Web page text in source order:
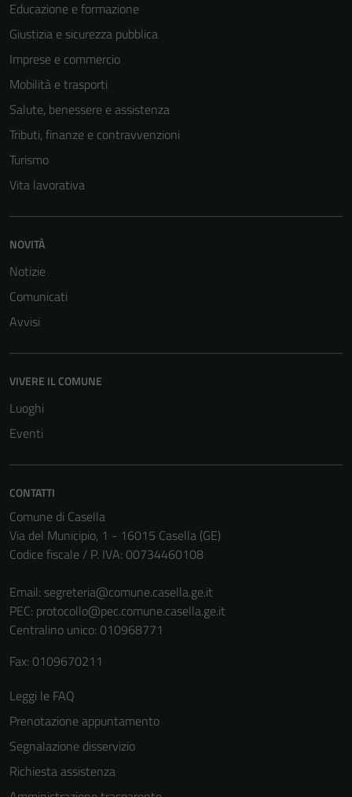
Educazione e formazione
Giustizia e sicurezza pubblica
Imprese e commercio
Mobilità e trasporti
Salute, benessere e assistenza
Tributi, finanze e contravvenzioni
Turismo
Vita lavorativa
NOVITÀ
Notizie
Comunicati
Avvisi
VIVERE IL COMUNE
Luoghi
Eventi
CONTATTI
Comune di Casella
Via del Municipio, 1 - 16015 Casella (GE)
Codice fiscale / P. IVA: 00734460108
Email: segreteria@comune.casella.ge.it
PEC: protocollo@pec.comune.casella.ge.it
Centralino unico: 010968771
Fax: 0109670211
Leggi le FAQ
Prenotazione appuntamento
Segnalazione disservizio
Richiesta assistenza
del sito e non
possono
disabilitati.
Questi cookie